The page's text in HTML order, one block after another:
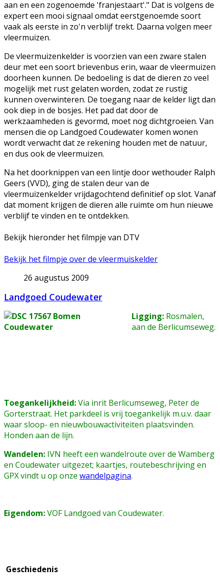
aan en een zogenoemde 'franjestaart'." Dat is volgens de
expert een mooi signaal omdat eerstgenoemde soort
vaak als eerste in zo'n verblijf trekt. Daarna volgen meer
vleermuizen.
De vleermuizenkelder is voorzien van een zware stalen
deur met een soort brievenbus erin, waar de vleermuizen
doorheen kunnen. De bedoeling is dat de dieren zo veel
mogelijk met rust gelaten worden, zodat ze rustig
kunnen overwinteren. De toegang naar de kelder ligt dan
ook diep in de bosjes. Het pad dat door de
werkzaamheden is gevormd, moet nog dichtgroeien. Van
mensen die op Landgoed Coudewater komen wonen
wordt verwacht dat ze rekening houden met de natuur,
en dus ook de vleermuizen.
Na het doorknippen van een lintje door wethouder Ralph
Geers (VVD), ging de stalen deur van de
vleermuizenkelder vrijdagochtend definitief op slot. Vanaf
dat moment krijgen de dieren alle ruimte om hun nieuwe
verblijf te vinden en te ontdekken.
Bekijk hieronder het filmpje van DTV
Bekijk het filmpje over de vleermuiskelder
26 augustus 2009
Landgoed Coudewater
Ligging: Rosmalen,
aan de Berlicumseweg.
Toegankelijkheid:Via inrit Berlicumseweg, Peter de
Gorterstraat. Het parkdeel is vrij toegankelijk m.u.v. daar
waar sloop- en nieuwbouwactiviteiten plaatsvinden.
Honden aan de lijn.
Wandelen: IVN heeft een wandelroute over de Wamberg
en Coudewater uitgezet; kaartjes, routebeschrijving en
GPX vindt u op onze wandelpagina.
Eigendom:VOF Landgoed van Coudewater.
Geschiedenis